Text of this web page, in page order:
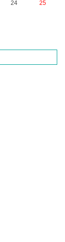
24
25